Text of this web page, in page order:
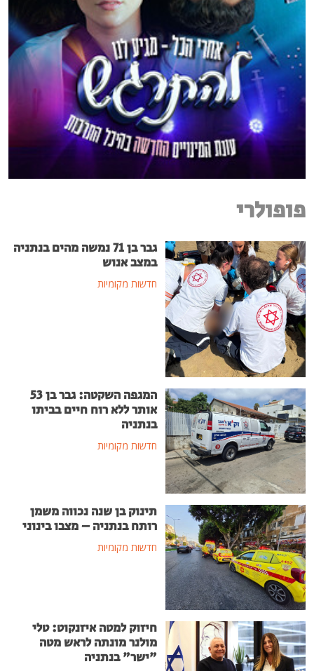
פופולרי
גבר בן 71 נמשה מהים בנתניה
במצב אנוש
חדשות מקומיות
המגפה השקטה: גבר בן 53
אותר ללא רוח חיים בביתו
בנתניה
חדשות מקומיות
תינוק בן שנה נכווה משמן
רותח בנתניה – מצבו בינוני
חדשות מקומיות
חיזוק למטה איזנקוט: טלי
מולנר מונתה לראש מטה
"ישר" בנתניה